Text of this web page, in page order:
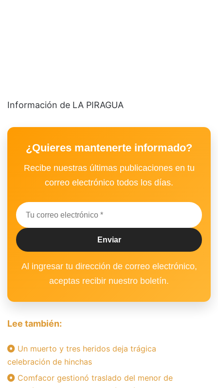
Información de LA PIRAGUA
¿Quieres mantenerte informado?
Recibe nuestras últimas publicaciones en tu
correo electrónico todos los días.
Al ingresar tu dirección de correo electrónico,
aceptas recibir nuestro boletín.
Lee también:
Un muerto y tres heridos deja trágica
celebración de hinchas
Comfacor gestionó traslado del menor de